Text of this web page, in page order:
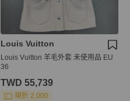
Louis Vuitton
Louis Vuitton 羊毛外套 未使用品 EU
36
TWD 55,739
現折 2,000